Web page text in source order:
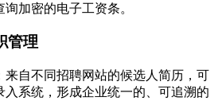
加密的电子工资条。
管理
来自不同招聘网站的候选人简历，可
入系统，形成企业统一的、可追溯的